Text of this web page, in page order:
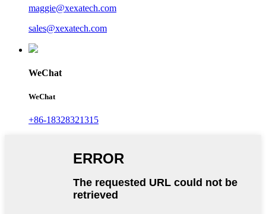
maggie@xexatech.com
sales@xexatech.com
WeChat
WeChat
+86-18328321315